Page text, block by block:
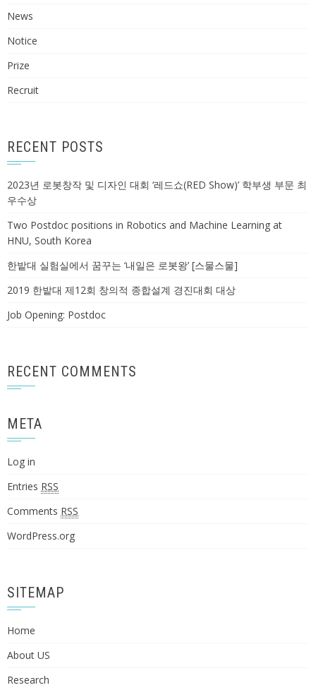
News
Notice
Prize
Recruit
RECENT POSTS
2023년 로봇창작 및 디자인 대회 ‘레드쇼(RED Show)’ 학부생 부문 최
우수상
Two Postdoc positions in Robotics and Machine Learning at
HNU, South Korea
한밭대 실험실에서 꿈꾸는 ‘내일은 로봇왕’ [스물스물]
2019 한밭대 제12회 창의적 종합설계 경진대회 대상
Job Opening: Postdoc
RECENT COMMENTS
META
Log in
Entries RSS
Comments RSS
WordPress.org
SITEMAP
Home
About US
Research